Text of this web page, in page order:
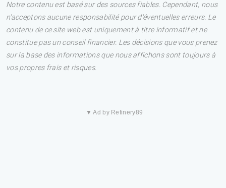
Notre contenu est basé sur des sources fiables. Cependant, nous
n'acceptons aucune responsabilité pour d'éventuelles erreurs. Le
contenu de ce site web est uniquement à titre informatif et ne
constitue pas un conseil financier. Les décisions que vous prenez
sur la base des informations que nous affichons sont toujours à
vos propres frais et risques.
▼ Ad by Refinery89